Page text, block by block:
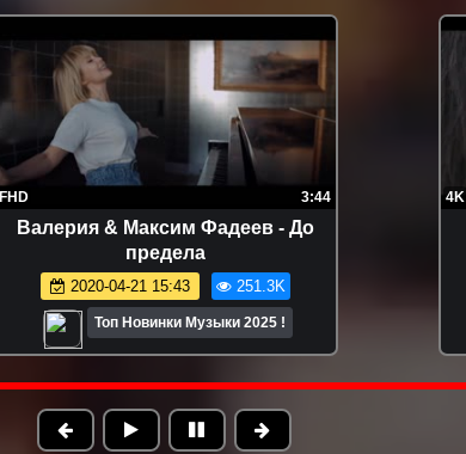
FHD 3:44
Валерия & Максим Фадеев - До
предела
2020-04-21 15:43 251.3K
Топ Новинки Музыки 2025 !
4K